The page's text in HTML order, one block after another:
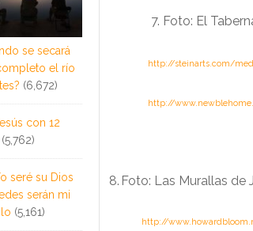
Foto: El
http://steinarts.com/
http://
8. Foto: Las Murallas de
http://
se secará
el río
(6,672)
con 12
(5,762)
seré su Dios
serán mi
(5,161)